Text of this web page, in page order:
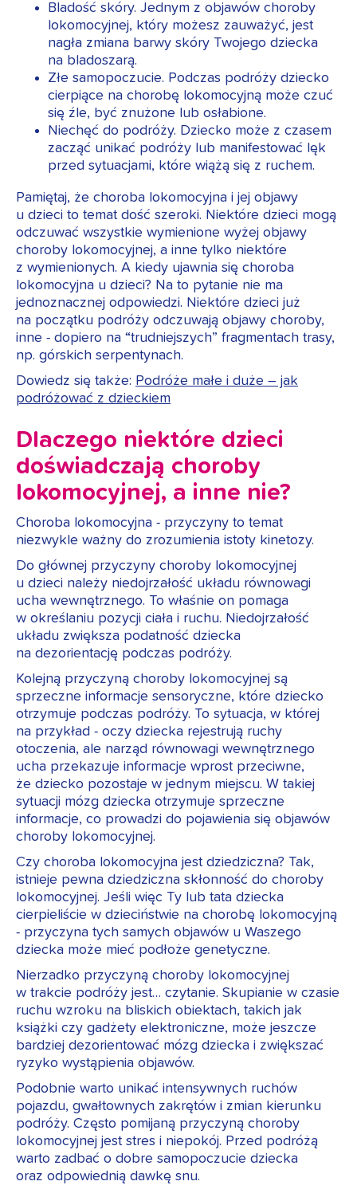
Bladość skóry. Jednym z objawów choroby
lokomocyjnej, który możesz zauważyć, jest
nagła zmiana barwy skóry Twojego dziecka
na bladoszarą.
Złe samopoczucie. Podczas podróży dziecko
cierpiące na chorobę lokomocyjną może czuć
się źle, być znużone lub osłabione.
Niechęć do podróży. Dziecko może z czasem
zacząć unikać podróży lub manifestować lęk
przed sytuacjami, które wiążą się z ruchem.
Pamiętaj, że choroba lokomocyjna i jej objawy
u dzieci to temat dość szeroki. Niektóre dzieci mogą
odczuwać wszystkie wymienione wyżej objawy
choroby lokomocyjnej, a inne tylko niektóre
z wymienionych. A kiedy ujawnia się choroba
lokomocyjna u dzieci? Na to pytanie nie ma
jednoznacznej odpowiedzi. Niektóre dzieci już
na początku podróży odczuwają objawy choroby,
inne - dopiero na “trudniejszych” fragmentach trasy,
np. górskich serpentynach.
Dowiedz się także: Podróże małe i duże – jak
podróżować z dzieckiem
Dlaczego niektóre dzieci
doświadczają choroby
lokomocyjnej, a inne nie?
Choroba lokomocyjna - przyczyny to temat
niezwykle ważny do zrozumienia istoty kinetozy.
Do głównej przyczyny choroby lokomocyjnej
u dzieci należy niedojrzałość układu równowagi
ucha wewnętrznego. To właśnie on pomaga
w określaniu pozycji ciała i ruchu. Niedojrzałość
układu zwiększa podatność dziecka
na dezorientację podczas podróży.
Kolejną przyczyną choroby lokomocyjnej są
sprzeczne informacje sensoryczne, które dziecko
otrzymuje podczas podróży. To sytuacja, w której
na przykład - oczy dziecka rejestrują ruchy
otoczenia, ale narząd równowagi wewnętrznego
ucha przekazuje informacje wprost przeciwne,
że dziecko pozostaje w jednym miejscu. W takiej
sytuacji mózg dziecka otrzymuje sprzeczne
informacje, co prowadzi do pojawienia się objawów
choroby lokomocyjnej.
Czy choroba lokomocyjna jest dziedziczna? Tak,
istnieje pewna dziedziczna skłonność do choroby
lokomocyjnej. Jeśli więc Ty lub tata dziecka
cierpieliście w dzieciństwie na chorobę lokomocyjną
- przyczyna tych samych objawów u Waszego
dziecka może mieć podłoże genetyczne.
Nierzadko przyczyną choroby lokomocyjnej
w trakcie podróży jest… czytanie. Skupianie w czasie
ruchu wzroku na bliskich obiektach, takich jak
książki czy gadżety elektroniczne, może jeszcze
bardziej dezorientować mózg dziecka i zwiększać
ryzyko wystąpienia objawów.
Podobnie warto unikać intensywnych ruchów
pojazdu, gwałtownych zakrętów i zmian kierunku
podróży. Często pomijaną przyczyną choroby
lokomocyjnej jest stres i niepokój. Przed podróżą
warto zadbać o dobre samopoczucie dziecka
oraz odpowiednią dawkę snu.